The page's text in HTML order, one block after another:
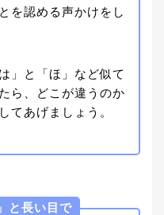
を認める声かけをし
」と「ほ」など似て
ら、どこが違うのか
てあげましょう。
と長い目で